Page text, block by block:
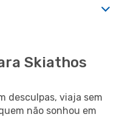
Skiathos
desculpas, viaja sem
não sonhou em